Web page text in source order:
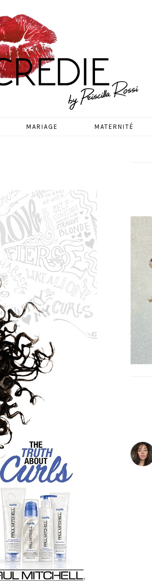
MARIAGE MATERNITÉ